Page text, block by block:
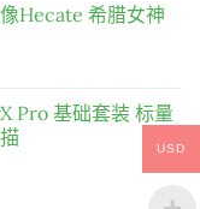
Hecate 希腊女神
Pro 基础套装 标量
USD